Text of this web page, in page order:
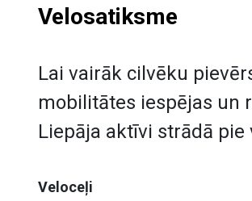
Velosatiksme
Lai vairāk cilvēku
mobilitātes iespējas un
Liepāja aktīvi strādā
Veloceļi